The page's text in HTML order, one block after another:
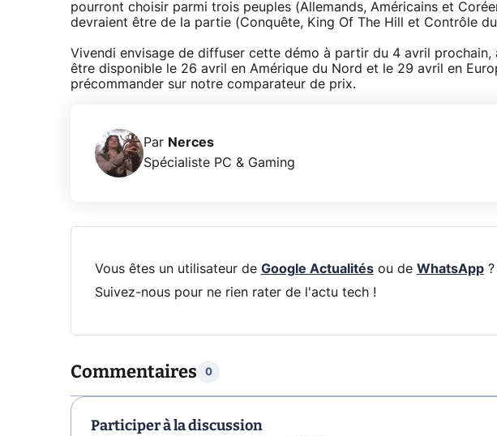
pourront choisir parmi trois peuples (Allemands, Américains et
devraient être de la partie (Conquête, King Of The Hill et Contrôle
Vivendi envisage de diffuser cette démo à partir du 4 avril
être disponible le 26 avril en Amérique du Nord et le 29 avril en
précommander sur notre comparateur de prix.
Par Nerces
Spécialiste PC & Gaming
Vous êtes un utilisateur de Google Actualitésou de WhatsApp?
Suivez-nous pour ne rien rater de l'actu tech !
Commentaires 0
Participer à la discussion